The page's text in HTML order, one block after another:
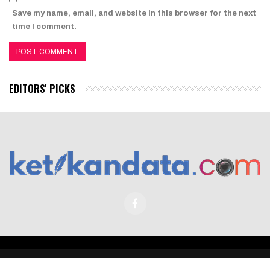
Save my name, email, and website in this browser for the next
time I comment.
EDITORS' PICKS